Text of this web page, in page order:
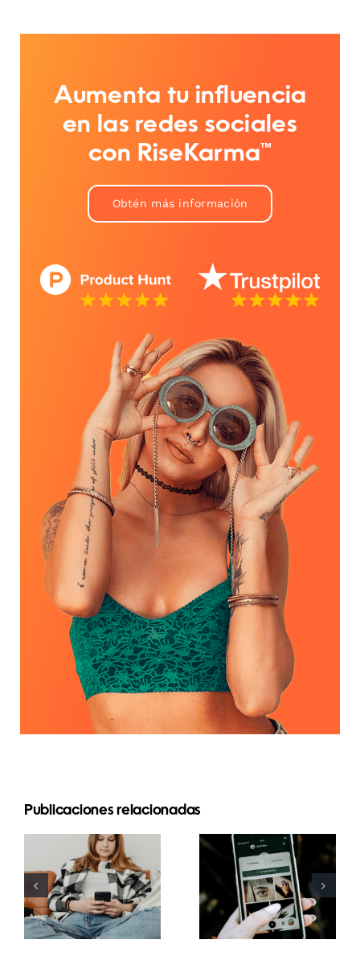
Aumenta tu influencia
en las redes sociales
con RiseKarma™
Obtén más información
Publicaciones relacionadas
Estrategias
innovadoras
para
aumentar la
visibilidad
de grupos
de
Mejores
prácticas
para usar
filtros de
realidad
aumentada